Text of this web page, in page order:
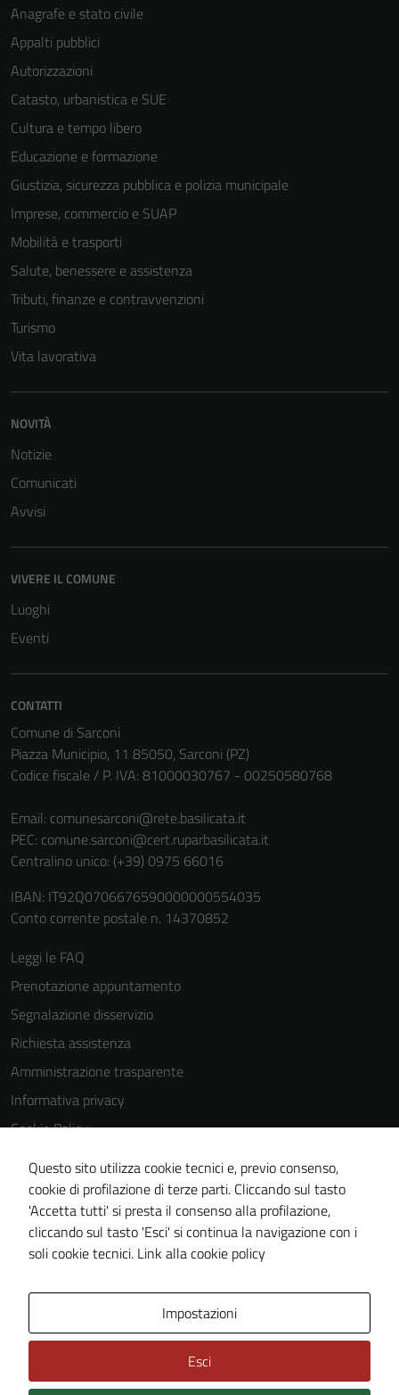
Anagrafe e stato civile
Appalti pubblici
Autorizzazioni
Catasto, urbanistica e SUE
Cultura e tempo libero
Educazione e formazione
Giustizia, sicurezza pubblica e polizia municipale
Imprese, commercio e SUAP
Mobilità e trasporti
Salute, benessere e assistenza
Tributi, finanze e contravvenzioni
Turismo
Vita lavorativa
NOVITÀ
Notizie
Comunicati
Avvisi
VIVERE IL COMUNE
Luoghi
Eventi
CONTATTI
Comune di Sarconi
Piazza Municipio, 11 85050, Sarconi (PZ)
Codice fiscale / P. IVA: 81000030767 - 00250580768
Email: comunesarconi@rete.basilicata.it
PEC: comune.sarconi@cert.ruparbasilicata.it
Centralino unico: (+39) 0975 66016
IBAN: IT92Q0706676590000000554035
Conto corrente postale n. 14370852
Leggi le FAQ
Prenotazione appuntamento
Segnalazione disservizio
Richiesta assistenza
Amministrazione trasparente
Informativa privacy
Cookie Policy
Note legali
Dichiarazione di accessibilità
Piano di miglioramento del sito
Statistiche sito web
Questo sito utilizza cookie tecnici e, previo consenso,
cookie di profilazione di terze parti. Cliccando sul tasto
'Accetta tutti' si presta il consenso alla profilazione,
cliccando sul tasto 'Esci' si continua la navigazione con i
soli cookie tecnici. Link alla cookie policy
Impostazioni
Esci
del sito e non
informazioni